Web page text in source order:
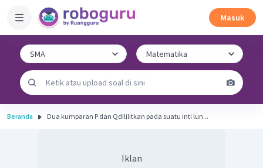
Masuk
Beranda Dua kumparan P dan Qdililitkan pada suatu inti lun...
Iklan